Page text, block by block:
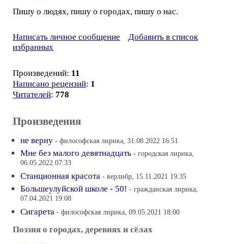
Пишу о людях, пишу о городах, пишу о нас.
Написать личное сообщение
Добавить в список
избранных
Произведений: 11
Написано рецензий: 1
Читателей: 778
Произведения
не верну - философская лирика, 31.08.2022 16:51
Мне без малого девятнадцать - городская лирика,
06.05.2022 07:33
Станционная красота - верлибр, 15.11.2021 19:35
Большеулуйской школе - 50! - гражданская лирика,
07.04.2021 19:08
Сигарета - философская лирика, 09.05.2021 18:00
Поэзия о городах, деревнях и сёлах